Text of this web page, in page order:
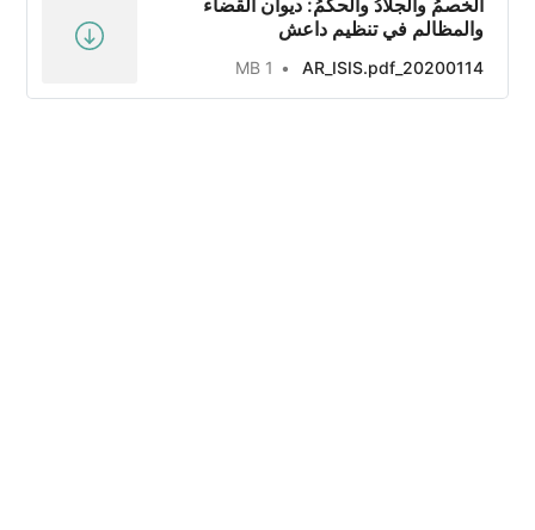
الخصمُ والجلادُ والحكمُ: ديوان القضاء
والمظالم في تنظيم داعش
20200114_AR_ISIS.pdf
1 MB